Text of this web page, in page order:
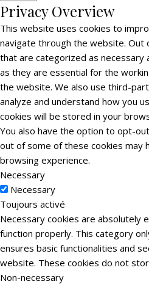
Privacy Overview
This website uses cookies to
navigate through the website. Out
that are categorized as
as they are essential for the
the website. We also use third-
analyze and understand how you
cookies will be stored in your
You also have the option to opt-
out of some of these cookies may
browsing experience.
Necessary
Necessary
Toujours activé
Necessary cookies are absolutely
function properly. This category
ensures basic functionalities and
website. These cookies do not
Non-necessary